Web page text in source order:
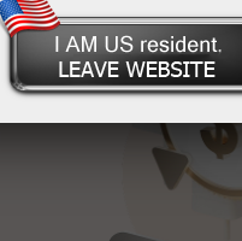
InstaForex ทุกค
สูงสุด 30% จาก
ประโยชน์จากโ
พิเศษอื่น ๆ
ความเร็วในสนา
ในการเทรดมีคุณ
Loprais นำควา
ฝากเงินจำนวน $333 —
$1,500
เทรดแบบไร้ความ
กำไรของคุณ
โบนัสสูงสุด